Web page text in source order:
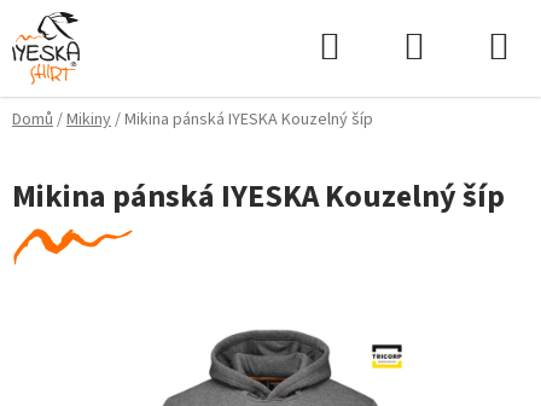
Přejít
na
obsah
Domů/Mikiny/Mikina pánská IYESKA Kouzelný šíp
Mikina pánská IYESKA Kouzelný šíp